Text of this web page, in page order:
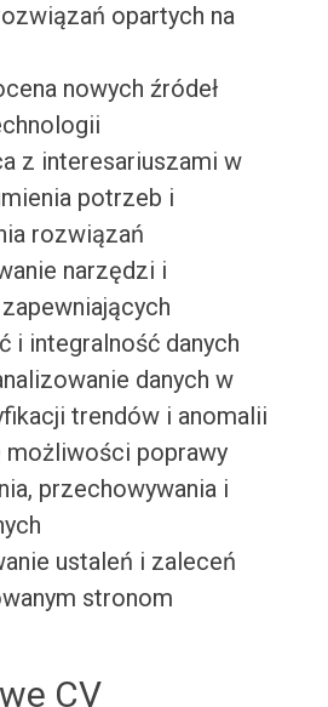
opartych na
nowych źródeł
z interesariuszami w
potrzeb i
rozwiązań
narzędzi i
i integralność danych
danych w
trendów i anomalii
możliwości poprawy
przechowywania i
ustaleń i zaleceń
stronom
CV